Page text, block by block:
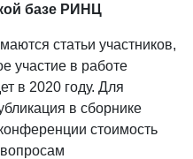
базе РИНЦ
статьи участников,
участие в работе
в 2020 году. Для
в сборнике
стоимость